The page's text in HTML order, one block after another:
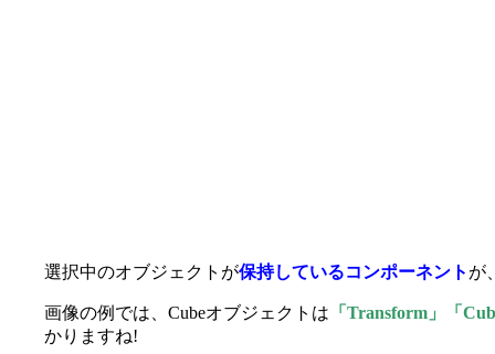
選択中のオブジェクトが保持しているコンポーネント が、
画像の例では、Cubeオブジェクトは 「Transform」「
かりますね!